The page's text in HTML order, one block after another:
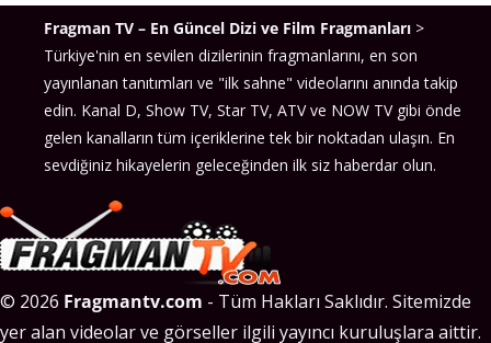
Fragman TV – En Güncel Dizi ve Film Fragmanları >
Türkiye'nin en sevilen dizilerinin fragmanlarını, en son
yayınlanan tanıtımları ve "ilk sahne" videolarını anında takip
edin. Kanal D, Show TV, Star TV, ATV ve NOW TV gibi önde
gelen kanalların tüm içeriklerine tek bir noktadan ulaşın. En
sevdiğiniz hikayelerin geleceğinden ilk siz haberdar olun.
© 2026 Fragmantv.com - Tüm Hakları Saklıdır. Sitemizde
yer alan videolar ve görseller ilgili yayıncı kuruluşlara aittir.